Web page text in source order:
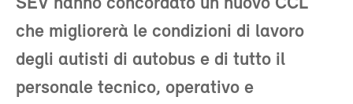
che migliorerà le condizioni di lavoro
degli autisti di autobus e di tutto il
personale tecnico, operativo e